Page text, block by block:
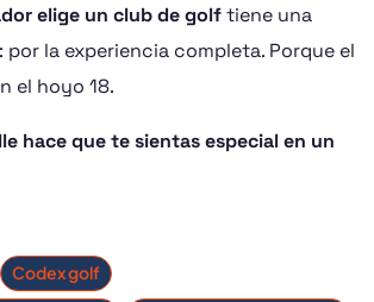
elige un club de golftiene una
por la experiencia completa. Porque el
el hoyo 18.
hace que te sientas especial en un
Codex golf